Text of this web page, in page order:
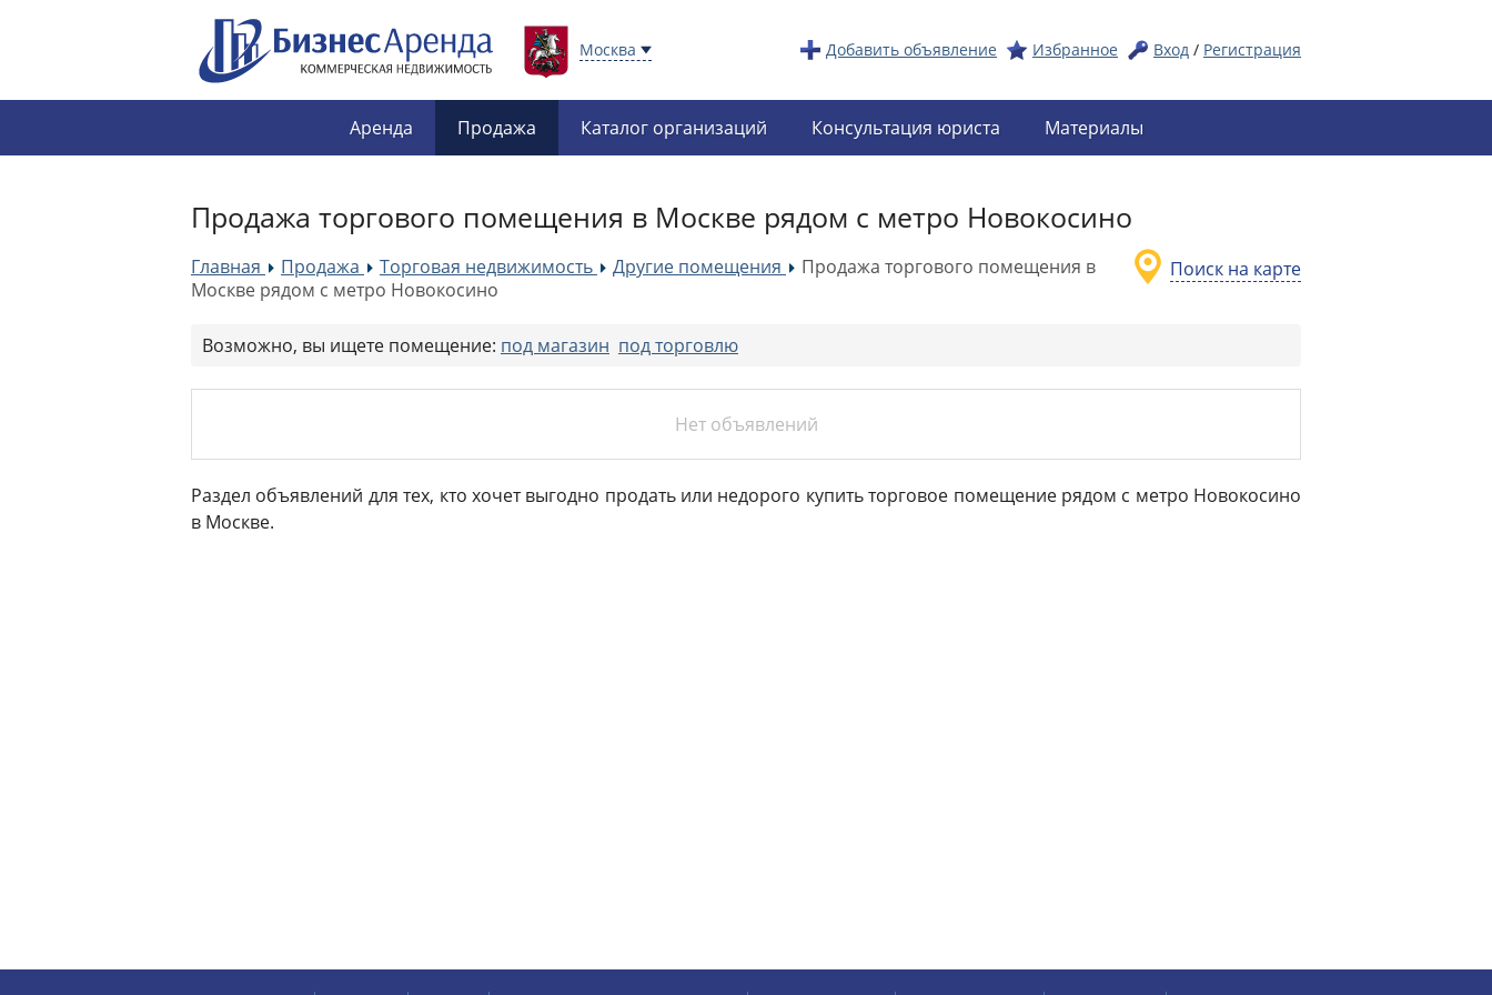
Москва Добавить объявление Избранное Вход / Регистрация
Аренда Продажа Каталог организаций Консультация юриста Материалы
Продажа торгового помещения в Москве рядом с метро Новокосино
Поиск на карте
Главная »Продажа »
Торговая недвижимость »
Другие помещения »Продажа торгового помещения в
Москве рядом с метро Новокосино
Возможно, вы ищете помещение: под магазин под торговлю
Нет объявлений
Раздел объявлений для тех, кто хочет выгодно продать или недорого купить торговое помещение рядом с метро Новокосино
в Москве.